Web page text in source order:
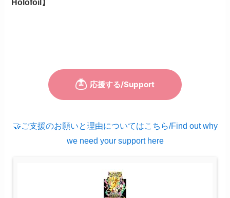
Holofoil】
🤝ご支援のお願いと理由についてはこちら/Find out why
we need your support here